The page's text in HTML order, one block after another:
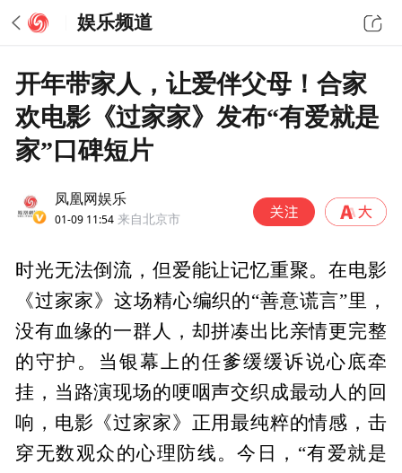
娱乐频道
开年带家人，让爱伴父母！合家
欢电影《过家家》发布“有爱就是
家”口碑短片
凤凰网娱乐
01-09 11:54 来自北京市
时光无法倒流，但爱能让记忆重聚。在电影
《过家家》这场精心编织的“善意谎言”里，
没有血缘的一群人，却拼凑出比亲情更完整
的守护。当银幕上的任爹缓缓诉说心底牵
挂，当路演现场的哽咽声交织成最动人的回
响，电影《过家家》正用最纯粹的情感，击
穿无数观众的心理防线。今日，“有爱就是